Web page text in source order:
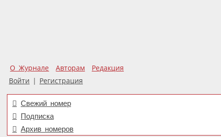
О Журнале Авторам
Редакция
Войти | Регистрация
Свежий номер
Подписка
Архив номеров